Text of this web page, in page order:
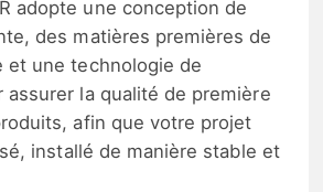
adopte une conception de
des matières premières de
et une technologie de
assurer la qualité de première
afin que votre projet
installé de manière stable et